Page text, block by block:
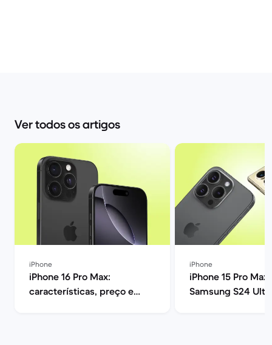
Ver todos os artigos
iPhone
iPhone 16 Pro Max:
características, preço e
iPhone
iPhone 15 Pro Max
Samsung S24